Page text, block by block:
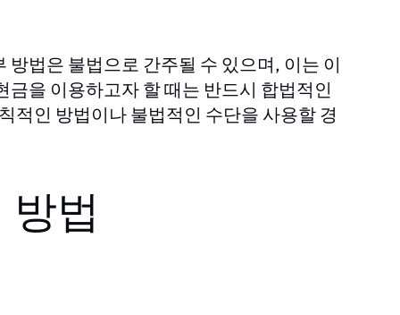
법은 불법으로 간주될 수 있으며, 이는 이
을 이용하고자 할 때는 반드시 합법적인
적인 방법이나 불법적인 수단을 사용할 경
법